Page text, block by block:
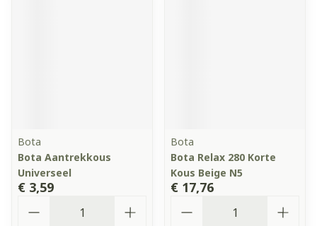
Bota
Bota Aantrekkous
Universeel
€ 3,59
Bota
Bota Relax 280 Korte
Kous Beige N5
€ 17,76